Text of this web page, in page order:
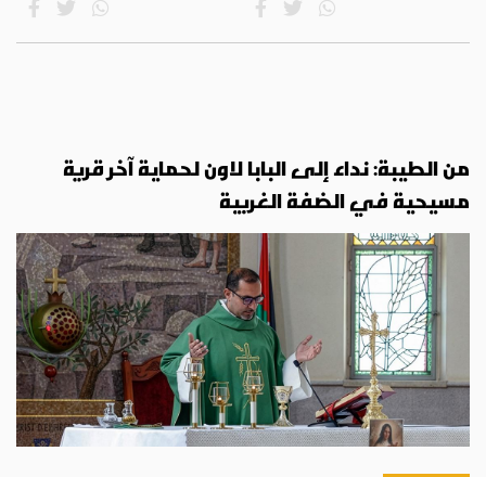
من الطيبة: نداء إلى البابا لاون لحماية آخر قرية
مسيحية في الضفة الغربية